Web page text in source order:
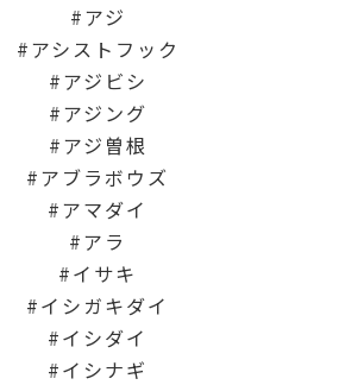
アジ
アシストフック
アジビシ
アジング
アジ曽根
アブラボウズ
アマダイ
アラ
イサキ
イシガキダイ
イシダイ
イシナギ